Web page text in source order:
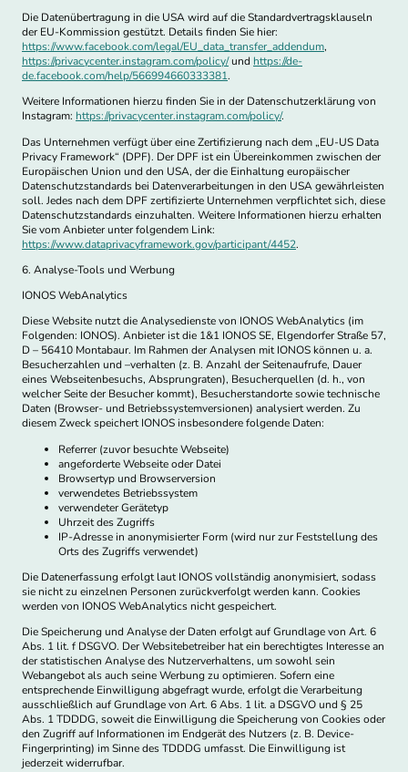
Die Datenübertragung in die USA wird auf die Standardvertragsklauseln
der EU-Kommission gestützt. Details finden Sie hier:
https://www.facebook.com/legal/EU_data_transfer_addendum,
https://privacycenter.instagram.com/policy/und https://de-
de.facebook.com/help/566994660333381.
Weitere Informationen hierzu finden Sie in der Datenschutzerklärung von
Instagram: https://privacycenter.instagram.com/policy/.
Das Unternehmen verfügt über eine Zertifizierung nach dem „EU-US Data
Privacy Framework“ (DPF). Der DPF ist ein Übereinkommen zwischen der
Europäischen Union und den USA, der die Einhaltung europäischer
Datenschutzstandards bei Datenverarbeitungen in den USA gewährleisten
soll. Jedes nach dem DPF zertifizierte Unternehmen verpflichtet sich, diese
Datenschutzstandards einzuhalten. Weitere Informationen hierzu erhalten
Sie vom Anbieter unter folgendem Link:
https://www.dataprivacyframework.gov/participant/4452.
6. Analyse-Tools und Werbung
IONOS WebAnalytics
Diese Website nutzt die Analysedienste von IONOS WebAnalytics (im
Folgenden: IONOS). Anbieter ist die 1&1 IONOS SE, Elgendorfer Straße 57,
D – 56410 Montabaur. Im Rahmen der Analysen mit IONOS können u. a.
Besucherzahlen und –verhalten (z. B. Anzahl der Seitenaufrufe, Dauer
eines Webseitenbesuchs, Absprungraten), Besucherquellen (d. h., von
welcher Seite der Besucher kommt), Besucherstandorte sowie technische
Daten (Browser- und Betriebssystemversionen) analysiert werden. Zu
diesem Zweck speichert IONOS insbesondere folgende Daten:
Referrer (zuvor besuchte Webseite)
angeforderte Webseite oder Datei
Browsertyp und Browserversion
verwendetes Betriebssystem
verwendeter Gerätetyp
Uhrzeit des Zugriffs
IP-Adresse in anonymisierter Form (wird nur zur Feststellung des
Orts des Zugriffs verwendet)
Die Datenerfassung erfolgt laut IONOS vollständig anonymisiert, sodass
sie nicht zu einzelnen Personen zurückverfolgt werden kann. Cookies
werden von IONOS WebAnalytics nicht gespeichert.
Die Speicherung und Analyse der Daten erfolgt auf Grundlage von Art. 6
Abs. 1 lit. f DSGVO. Der Websitebetreiber hat ein berechtigtes Interesse an
der statistischen Analyse des Nutzerverhaltens, um sowohl sein
Webangebot als auch seine Werbung zu optimieren. Sofern eine
entsprechende Einwilligung abgefragt wurde, erfolgt die Verarbeitung
ausschließlich auf Grundlage von Art. 6 Abs. 1 lit. a DSGVO und § 25
Abs. 1 TDDDG, soweit die Einwilligung die Speicherung von Cookies oder
den Zugriff auf Informationen im Endgerät des Nutzers (z. B. Device-
Fingerprinting) im Sinne des TDDDG umfasst. Die Einwilligung ist
jederzeit widerrufbar.